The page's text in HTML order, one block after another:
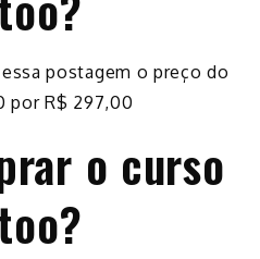
postagem o preço do
por R$ 297,00
o curso